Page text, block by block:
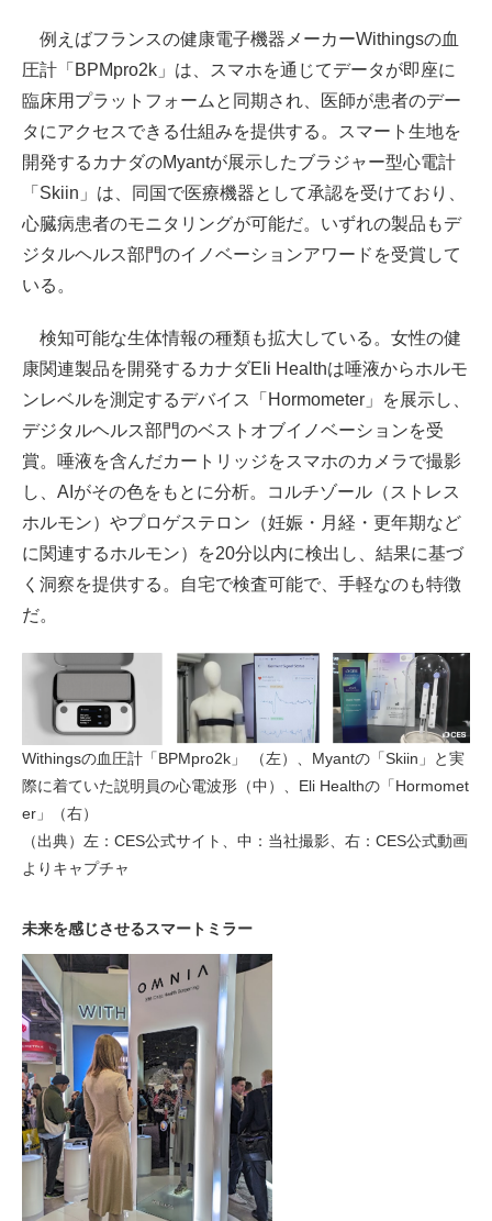
例えばフランスの健康電子機器メーカーWithingsの血
圧計「BPMpro2k」は、スマホを通じてデータが即座に
臨床用プラットフォームと同期され、医師が患者のデー
タにアクセスできる仕組みを提供する。スマート生地を
開発するカナダのMyantが展示したブラジャー型心電計
「Skiin」は、同国で医療機器として承認を受けており、
心臓病患者のモニタリングが可能だ。いずれの製品もデ
ジタルヘルス部門のイノベーションアワードを受賞して
いる。
検知可能な生体情報の種類も拡大している。女性の健
康関連製品を開発するカナダEIi Healthは唾液からホルモ
ンレベルを測定するデバイス「Hormometer」を展示し、
デジタルヘルス部門のベストオブイノベーションを受
賞。唾液を含んだカートリッジをスマホのカメラで撮影
し、AIがその色をもとに分析。コルチゾール（ストレス
ホルモン）やプロゲステロン（妊娠・月経・更年期など
に関連するホルモン）を20分以内に検出し、結果に基づ
く洞察を提供する。自宅で検査可能で、手軽なのも特徴
だ。
Withingsの血圧計「BPMpro2k」 （左）、Myantの「Skiin」と実
際に着ていた説明員の心電波形（中）、Eli Healthの「Hormomet
er」（右）
（出典）左：CES公式サイト、中：当社撮影、右：CES公式動画
よりキャプチャ
未来を感じさせるスマートミラー